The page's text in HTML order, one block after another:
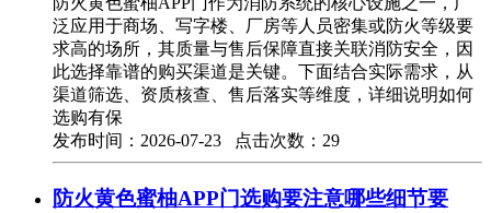
泛应用于商场、写字楼、厂房等人员密集或防火等级要
求高的场所，其质量与售后保障直接关联消防安全，因
此选择靠谱的购买渠道是关键。下面结合实际需求，从
渠道筛选、资质核查、售后落实等维度，详细说明如何
选购有保
发布时间：2026-07-23 点击次数：29
防火黄色蜜柚APP门选购要注意哪些细节要